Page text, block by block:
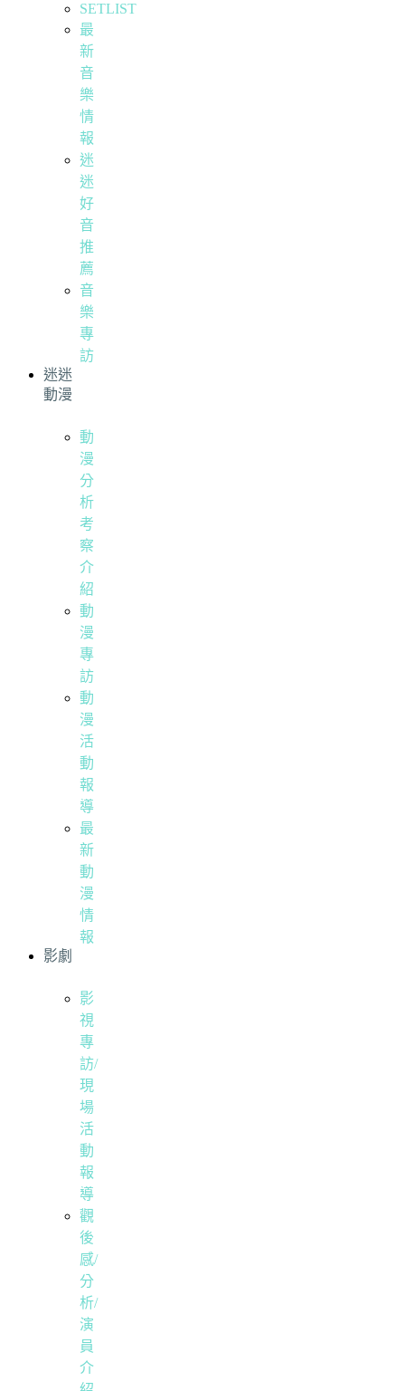
SETLIST
最
新
音
樂
情
報
迷
迷
好
音
推
薦
音
樂
專
訪
迷迷
動漫
動
漫
分
析
考
察
介
紹
動
漫
專
訪
動
漫
活
動
報
導
最
新
動
漫
情
報
影劇
影
視
專
訪/
現
場
活
動
報
導
觀
後
感/
分
析/
演
員
介